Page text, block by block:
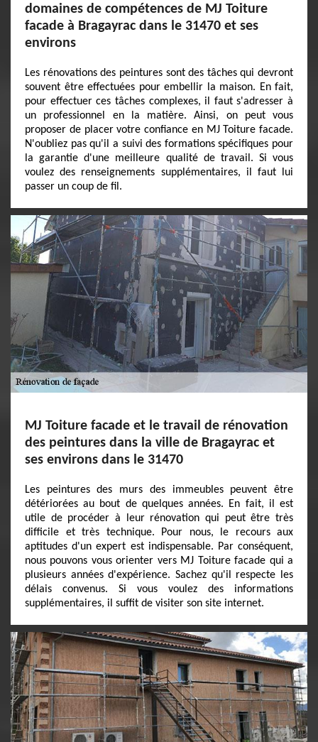
domaines de compétences de MJ Toiture
facade à Bragayrac dans le 31470 et ses
environs
Les rénovations des peintures sont des tâches qui devront
souvent être effectuées pour embellir la maison. En fait,
pour effectuer ces tâches complexes, il faut s'adresser à
un professionnel en la matière. Ainsi, on peut vous
proposer de placer votre confiance en MJ Toiture facade.
N'oubliez pas qu'il a suivi des formations spécifiques pour
la garantie d'une meilleure qualité de travail. Si vous
voulez des renseignements supplémentaires, il faut lui
passer un coup de fil.
MJ Toiture facade et le travail de rénovation
des peintures dans la ville de Bragayrac et
ses environs dans le 31470
Les peintures des murs des immeubles peuvent être
détériorées au bout de quelques années. En fait, il est
utile de procéder à leur rénovation qui peut être très
difficile et très technique. Pour nous, le recours aux
aptitudes d'un expert est indispensable. Par conséquent,
nous pouvons vous orienter vers MJ Toiture facade qui a
plusieurs années d'expérience. Sachez qu'il respecte les
délais convenus. Si vous voulez des informations
supplémentaires, il suffit de visiter son site internet.